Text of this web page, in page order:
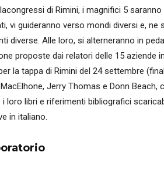
di Rimini, i magnifici 5
vi guideranno verso mondi diversi e, ne
diverse. Alle loro, si alterneranno in
proposte dai relatori delle 15 aziende
la tappa di Rimini del 24 settembre
Jerry Thomas e Donn Beach,
loro libri e riferimenti bibliografici
in italiano.